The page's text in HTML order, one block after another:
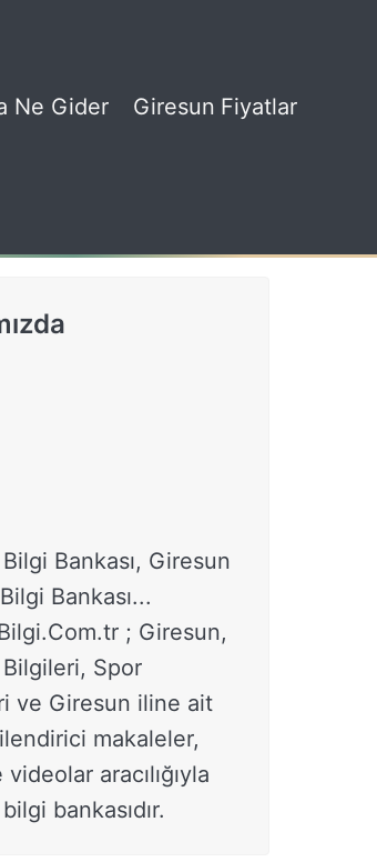
Ne Gider Giresun Fiyatlar
Bankası, Giresun
Bankası...
; Giresun,
Spor
ve Giresun iline ait
makaleler,
aracılığıyla
bankasıdır.